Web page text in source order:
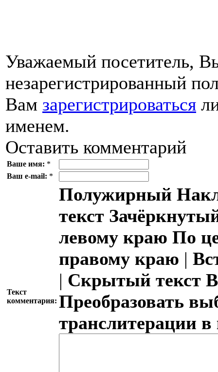
Уважаемый посетитель,
незарегистрированный
Вам зарегистрироваться
именем.
Оставить комментарий
Ваше имя: *
Ваш e-mail: *
Текст
комментария:
Полужирный
текст
левому краю По
правому краю |
| Скрытый текст
Преобразовать
транслитерации